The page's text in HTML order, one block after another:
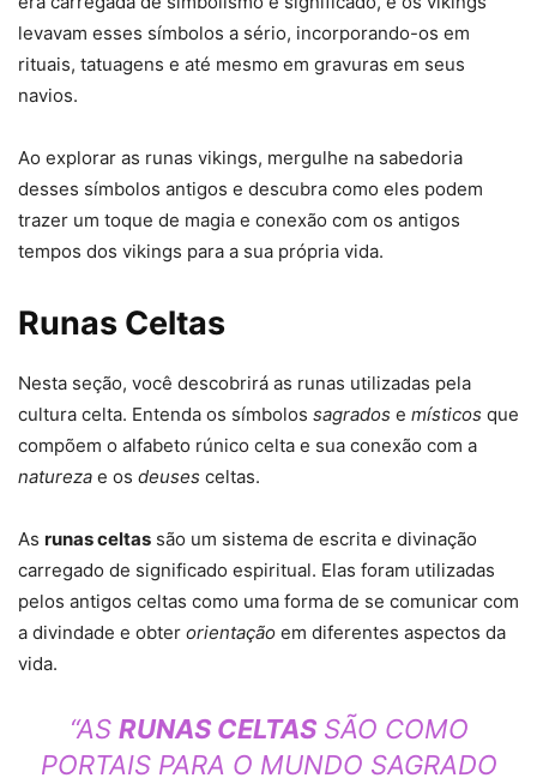
levavam esses símbolos a sério, incorporando-os em
rituais, tatuagens e até mesmo em gravuras em seus
navios.
Ao explorar as runas vikings, mergulhe na sabedoria
desses símbolos antigos e descubra como eles podem
trazer um toque de magia e conexão com os antigos
tempos dos vikings para a sua própria vida.
Runas Celtas
Nesta seção, você descobrirá as runas utilizadas pela
cultura celta. Entenda os símbolos sagrados e místicos que
compõem o alfabeto rúnico celta e sua conexão com a
natureza e os deuses celtas.
As runas celtas são um sistema de escrita e divinação
carregado de significado espiritual. Elas foram utilizadas
pelos antigos celtas como uma forma de se comunicar com
a divindade e obter orientação em diferentes aspectos da
vida.
“AS RUNAS CELTASSÃO COMO
PORTAIS PARA O MUNDO SAGRADO